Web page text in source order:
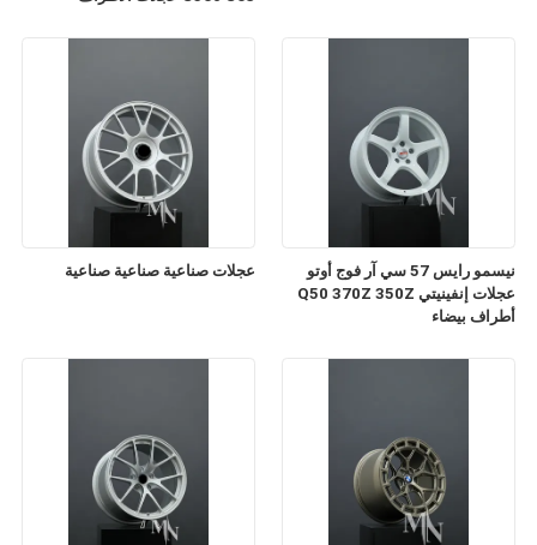
عجلات صناعية صناعية صناعية
نيسمو رايس 57 سي آر فوج أوتو
عجلات إنفينيتي Q50 370Z 350Z
أطراف بيضاء